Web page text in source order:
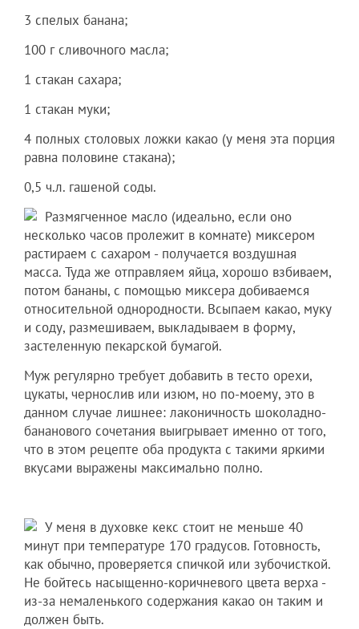
3 спелых банана;
100 г сливочного масла;
1 стакан сахара;
1 стакан муки;
4 полных столовых ложки какао (у меня эта порция
равна половине стакана);
0,5 ч.л. гашеной соды.
Размягченное масло (идеально, если оно
несколько часов пролежит в комнате) миксером
растираем с сахаром - получается воздушная
масса. Туда же отправляем яйца, хорошо взбиваем,
потом бананы, с помощью миксера добиваемся
относительной однородности. Всыпаем какао, муку
и соду, размешиваем, выкладываем в форму,
застеленную пекарской бумагой.
Муж регулярно требует добавить в тесто орехи,
цукаты, чернослив или изюм, но по-моему, это в
данном случае лишнее: лаконичность шоколадно-
бананового сочетания выигрывает именно от того,
что в этом рецепте оба продукта с такими яркими
вкусами выражены максимально полно.
У меня в духовке кекс стоит не меньше 40
минут при температуре 170 градусов. Готовность,
как обычно, проверяется спичкой или зубочисткой.
Не бойтесь насыщенно-коричневого цвета верха -
из-за немаленького содержания какао он таким и
должен быть.